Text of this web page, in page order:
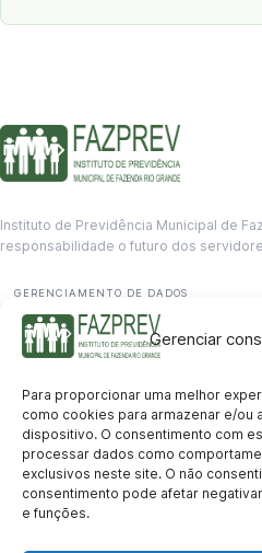
Gerenciar
Para proporcionar uma melhor
como cookies para armazenar e/ou
dispositivo. O consentimento com
processar dados como
exclusivos neste site. O não
consentimento pode afetar
e funções.
Instituto de Previdência Municipal de
responsabilidade o futuro dos
GERENCIAMENTO DE DADOS
Departamento de informação
contato@fazprev.pr.gov.br
(41) 3995-2146
Serviços
Aposentadoria Pensão por Morte
Holerite Online Protocolo Online
Transparência
Portal da Transparência